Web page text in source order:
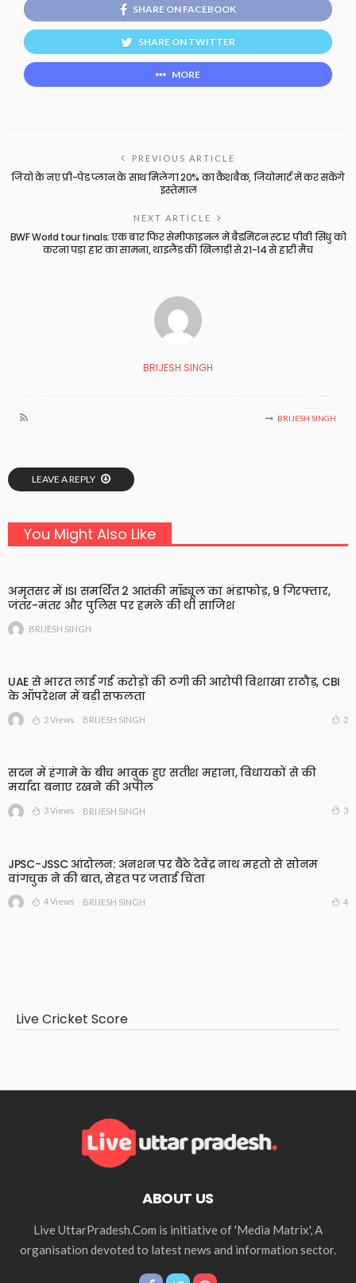
SHARE ON FACEBOOK
SHARE ON TWITTER
MORE
PREVIOUS ARTICLE
जियो के नए प्री-पेड प्लान के साथ मिलेगा 20% का कैशबैक, जियोमार्ट में कर सकेंगे
इस्तेमाल
NEXT ARTICLE
BWF World tour finals: एक बार फिर सेमीफाइनल में बैडमिंटन स्टार पीवी सिंधु को
करना पड़ा हार का सामना, थाइलैंड की खिलाड़ी से 21-14 से हारी मैंच
BRIJESH SINGH
BRIJESH SINGH
LEAVE A REPLY
You Might Also Like
अमृतसर में ISI समर्थित 2 आतंकी मॉड्यूल का भंडाफोड़, 9 गिरफ्तार,
जंतर-मंतर और पुलिस पर हमले की थी साजिश
BRIJESH SINGH
UAE से भारत लाई गई करोड़ों की ठगी की आरोपी विशाखा राठौड़, CBI
के ऑपरेशन में बड़ी सफलता
2 Views BRIJESH SINGH 2
सदन में हंगामे के बीच भावुक हुए सतीश महाना, विधायकों से की
मर्यादा बनाए रखने की अपील
3 Views BRIJESH SINGH 3
JPSC-JSSC आंदोलन: अनशन पर बैठे देवेंद्र नाथ महतो से सोनम
वांगचुक ने की बात, सेहत पर जताई चिंता
4 Views BRIJESH SINGH 4
Live Cricket Score
ABOUT US
Live UttarPradesh.Com is initiative of 'Media Matrix', A
organisation devoted to latest news and information sector.